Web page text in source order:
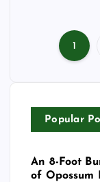
1
Popular
An 8-Foot
of Opossum